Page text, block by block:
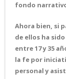
fondo
Ahora bien, si
de ellos ha
entre 17 y 35
la fe por
personal y